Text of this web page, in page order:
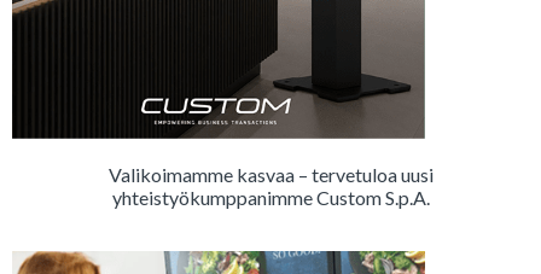
Valikoimamme kasvaa – tervetuloa uusi
yhteistyökumppanimme Custom S.p.A.